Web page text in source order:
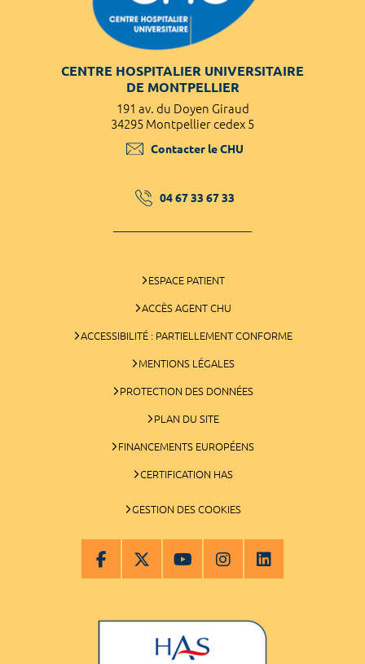
CENTRE HOSPITALIER UNIVERSITAIRE
DE MONTPELLIER
191 av. du Doyen Giraud
34295 Montpellier cedex 5
Contacter le CHU
04 67 33 67 33
ESPACE PATIENT
ACCÈS AGENT CHU
ACCESSIBILITÉ : PARTIELLEMENT CONFORME
MENTIONS LÉGALES
PROTECTION DES DONNÉES
PLAN DU SITE
FINANCEMENTS EUROPÉENS
CERTIFICATION HAS
GESTION DES COOKIES